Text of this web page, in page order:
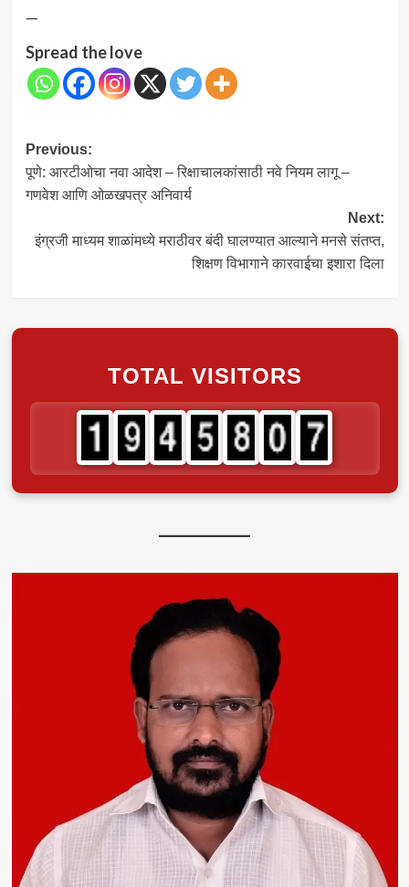
—
Spread the love
Post
navigation
Previous:
पूणे: आरटीओचा नवा आदेश – रिक्षाचालकांसाठी नवे नियम लागू –
गणवेश आणि ओळखपत्र अनिवार्य
Next:
इंग्रजी माध्यम शाळांमध्ये मराठीवर बंदी घालण्यात आल्याने मनसे संतप्त,
शिक्षण विभागाने कारवाईचा इशारा दिला
TOTAL VISITORS